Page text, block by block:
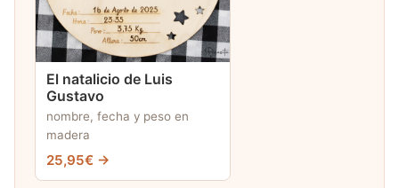
El natalicio de Luis
Gustavo
nombre, fecha y peso en
madera
25,95€ →